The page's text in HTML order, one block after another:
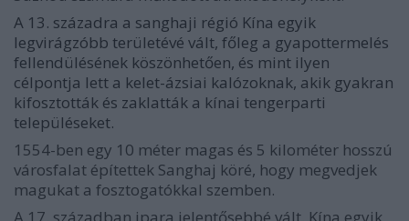
A 13. századra a sanghaji régió Kína egyik
legvirágzóbb területévé vált, főleg a gyapottermelés
fellendülésének köszönhetően, és mint ilyen
célpontja lett a kelet-ázsiai kalózoknak, akik gyakran
kifosztották és zaklatták a kínai tengerparti
településeket.
1554-ben egy 10 méter magas és 5 kilométer hosszú
városfalat építettek Sanghaj köré, hogy megvedjek
magukat a fosztogatókkal szemben.